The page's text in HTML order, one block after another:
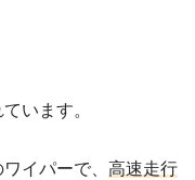
います。
イパーで、 高速走行